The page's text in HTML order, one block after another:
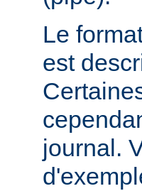
Le
est
journal.